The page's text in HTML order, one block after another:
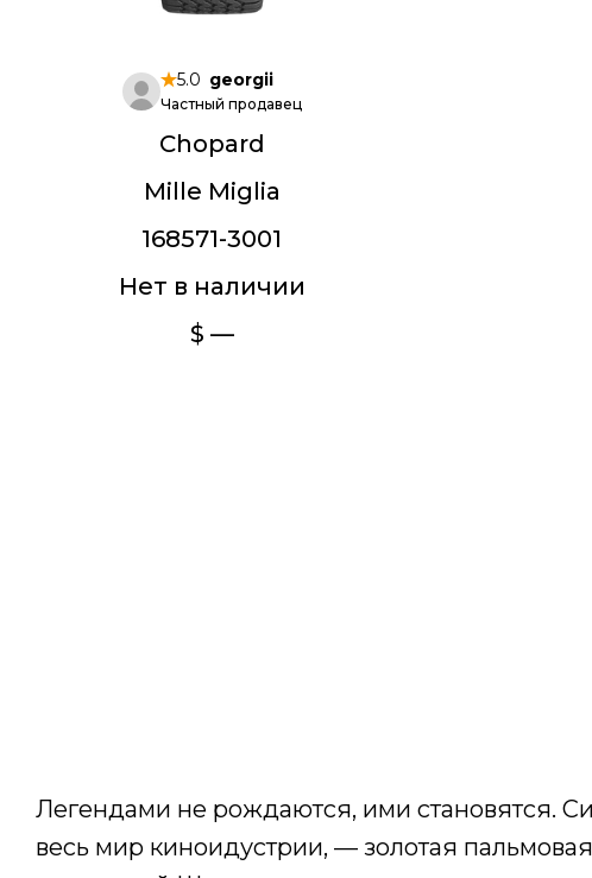
5.0 georgii
Частный продавец
Chopard
Mille Miglia
168571-3001
Нет в наличии
$ —
Легендами не рождаются, ими становятся.
весь мир киноидустрии, — золотая